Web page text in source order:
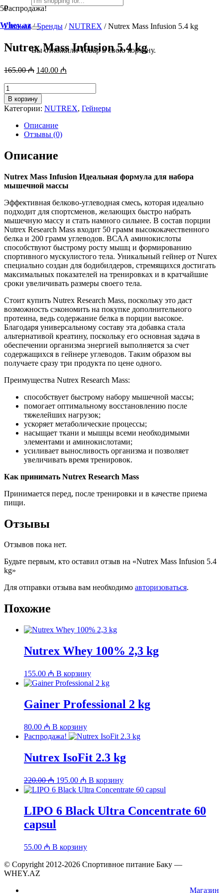
Whey.az
Вы отложилиТоварв свою корзину.
Распродажа!
Главная/Бренды /NUTREX / Nutrex Mass Infusion 5.4 kg
Nutrex Mass Infusion 5.4 kg
165.00₼ Первоначальная
составляла
165.00 ₼.
140.00 ₼
Количество
товара
Nutrex
Mass
Infusion
В корзину
Категории: NUTREX, Гейнеры
Описание
Отзывы (0)
Описание
Nutrex Mass Infusion Идеальная формула для набора
мышечной массы
Эффективная белково-углеводная смесь, которая идеально
подходит для спортсменов, желающих быстро набрать
мышечную массу и стать намного сильнее. В состав порции
Nutrex Research Mass входит 50 грамм высококачественного
белка и 200 грамм углеводов. ВСАА аминокислоты
способствуют быстрому росту мышц и формированию
спортивного мускулистого тела. Уникальный гейнер от Nurex
специально создан для бодибилдеров, стремящихся достигать
максимальных показателей на тренировках и в кратчайшие
сроки увеличивать размеры своего тела.
Стоит купить Nutrex Research Mass, поскольку это даст
возможность сэкономить на покупке дополнительного
протеина, ведь содержание белка в порции высокое.
Благодаря универсальному составу эта добавка стала
альтернативой креатину, поскольку его основная задача в
обеспечении организма энергией выполняется за счет
содержащихся в гейнере углеводов. Таким образом вы
получаете сразу три продукта по цене одного.
Преимущества Nutrex Research Mass:
способствует быстрому набору мышечной массы;
помогает оптимальному восстановлению после
тяжелейших нагрузок;
ускоряет метаболические процессы;
насыщает ткани и мышцы всеми необходимыми
элементами и аминокислотами;
усиливает выносливость организма и позволяет
увеличивать время тренировок.
Как принимать Nutrex Research Mass
Принимается перед, после тренировки и в качестве приема
пищи.
Отзывы
Отзывов пока нет.
Будьте первым, кто оставил отзыв на «Nutrex Mass Infusion 5.4
kg»
Для отправки отзыва вам необходимо авторизоваться.
Похожие
Nutrex Whey 100% 2,3 kg
155.00 ₼ В корзину
Gainer Professional 2 kg
80.00 ₼ В корзину
Распродажа!
Nutrex IsoFit 2.3 kg
220.00₼ Первоначальная
цена
составляла
220.00 ₼.
195.00 ₼ Текущая
цена:
В корзину
LIPO 6 Black Ultra Concentrate 60
capsul
55.00 ₼ В корзину
© Copyright 2012-2026 Спортивное питание Баку —
WHEY.AZ
Магазин